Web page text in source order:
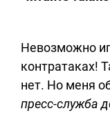
Невозможно
контратаках!
нет. Но меня
пресс-служба